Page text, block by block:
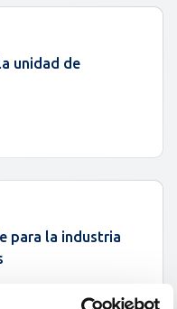
unidad de
para la industria